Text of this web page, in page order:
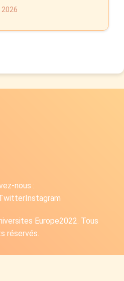
2026
nous :
Instagram
Europe2022. Tous
réservés.